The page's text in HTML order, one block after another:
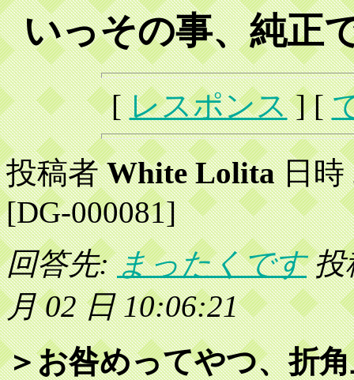
いっその事、純正
[レスポンス] [
投稿者White Lolita日時
[DG-000081]
回答先:まったくです投
月 02 日 10:06:21
＞お咎めってやつ、折